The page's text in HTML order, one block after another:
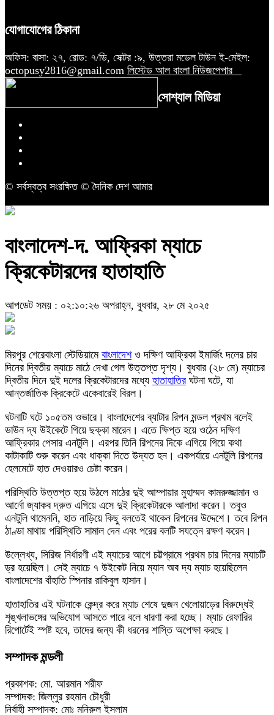
যোগাযোগের ঠিকানা
অফিস: বাসা: ২৭, রোড: ৭/ডি, সেক্টর :৯, উত্তরা মডেল টাউন ই-মেইল:
octopusy2816@gmail.com লিস্টেড আল বাংলা নিউজপেপার
সোশ্যাল মিডিয়া
© সর্বস্বত্ব সংরক্ষিত © দৈনিক দেশ আমার
বাংলাদেশ-দ. আফ্রিকা ম্যাচে
ক্রিকেটারদের হাতাহাতি
আপডেট সময় : ০২:১০:২৬ অপরাহ্ন, বুধবার, ২৮ মে ২০২৫
মিরপুর শেরেবাংলা স্টেডিয়ামে বাংলাদেশও দক্ষিণ আফ্রিকা ইমার্জিং দলের চার
দিনের দ্বিতীয় ম্যাচে মাঠে দেখা গেল উত্তপ্ত দৃশ্য। বুধবার (২৮ মে) ম্যাচের
দ্বিতীয় দিনে দুই দলের ক্রিকেটারদের মধ্যে হাতাহাতিরঘটনা ঘটে, যা
আন্তর্জাতিক ক্রিকেটে একেবারেই বিরল।
ঘটনাটি ঘটে ১০৫তম ওভারে। বাংলাদেশের ব্যাটার রিপন মন্ডল প্রথম বলেই
ডাউন দ্য উইকেটে গিয়ে ছক্কা মারেন। এতে ক্ষিপ্ত হয়ে ওঠেন দক্ষিণ
আফ্রিকার পেসার এনটুলি। এরপর তিনি রিপনের দিকে এগিয়ে গিয়ে কথা
কাটাকাটি শুরু করেন এবং ধাক্কা দিতে উদ্যত হন। একপর্যায়ে এনটুলি রিপনের
হেলমেটে হাত দেওয়ারও চেষ্টা করেন।
পরিস্থিতি উত্তপ্ত হয়ে উঠলে মাঠের দুই আম্পায়ার মুহাম্মদ কামরুজ্জামান ও
আর্নো জ্যাকব দ্রুত এগিয়ে এসে দুই ক্রিকেটারকে আলাদা করেন। তবুও
এনটুলি থামেননি, হাত নাড়িয়ে কিছু বলতেই থাকেন রিপনের উদ্দেশে। তবে রিপন
ঠাণ্ডা মাথায় পরিস্থিতি সামাল দেন এবং পরের বলটি সযত্নে রক্ষণ করেন।
উল্লেখ্য, সিরিজ নির্ধারণী এই ম্যাচের আগে চট্টগ্রামে প্রথম চার দিনের ম্যাচটি
ড্র হয়েছিল। সেই ম্যাচে ৭ উইকেট নিয়ে ম্যান অব দ্য ম্যাচ হয়েছিলেন
বাংলাদেশের বাঁহাতি স্পিনার রাকিবুল হাসান।
হাতাহাতির এই ঘটনাকে কেন্দ্র করে ম্যাচ শেষে দুজন খেলোয়াড়ের বিরুদ্ধেই
শৃঙ্খলাভঙ্গের অভিযোগ আসতে পারে বলে ধারণা করা হচ্ছে। ম্যাচ রেফারির
রিপোর্টেই স্পষ্ট হবে, তাদের জন্য কী ধরনের শাস্তি অপেক্ষা করছে।
সম্পাদক মন্ডলী
প্রকাশক: মো. আরমান শরীফ
সম্পাদক: জিল্লুর রহমান চৌধুরী
নির্বাহী সম্পাদক: মোঃ মনিরুল ইসলাম